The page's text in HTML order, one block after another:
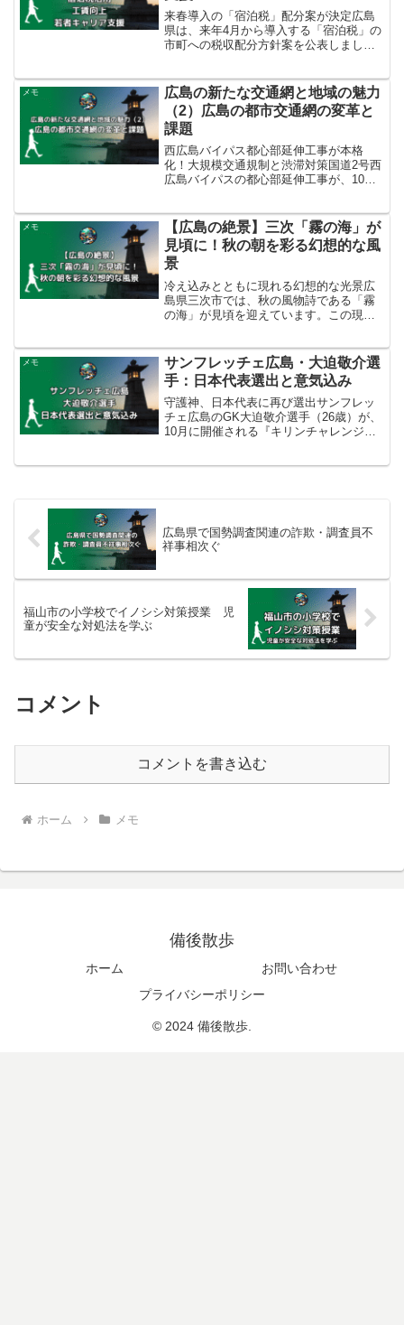
来春導入の「宿泊税」配分案が決定広島
県は、来年4月から導入する「宿泊税」の
市町への税収配分方針案を公表しまし
が課税されるものです。県の試算による
と、来年度の税収は...
メモ
広島の新たな交通網と地域の魅力
（2）広島の都市交通網の変革と
課題
西広島バイパス都心部延伸工事が本格
化！大規模交通規制と渋滞対策国道2号西
広島バイパスの都心部延伸工事が、10月1
平野町までの2.3キロを高架で結び、慢性
的な交通渋滞の...
メモ
【広島の絶景】三次「霧の海」が
見頃に！秋の朝を彩る幻想的な風
景
冷え込みとともに現れる幻想的な光景広
島県三次市では、秋の風物詩である「霧
の海」が見頃を迎えています。この現象
ち昇ることで、盆地がすっぽりと霧で覆
われる幻想的な光景です。...
メモ
サンフレッチェ広島・大迫敬介選
手：日本代表選出と意気込み
守護神、日本代表に再び選出サンフレッ
チェ広島のGK大迫敬介選手（26歳）が、
10月に開催される『キリンチャレンジカ
広島県で国勢調査関連の詐欺・調査員不
祥事相次ぐ
福山市の小学校でイノシシ対策授業 児
童が安全な対処法を学ぶ
コメント
コメントを書き込む
ホーム メモ
備後散歩
ホーム
お問い合わせ
プライバシーポリシー
© 2024 備後散歩.